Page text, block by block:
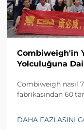
Combiweigh'in
Yolculuğuna
Combiweigh nasıl
fabrikasından
çözümlerini
danışmanlığı talep
DAHA FAZLASINI